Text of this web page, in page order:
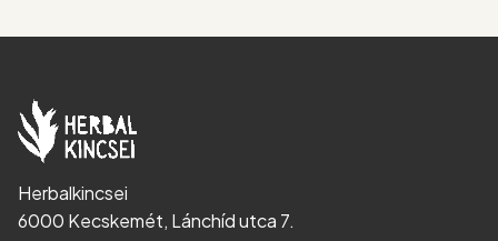
Herbalkincsei
6000 Kecskemét, Lánchíd utca 7.